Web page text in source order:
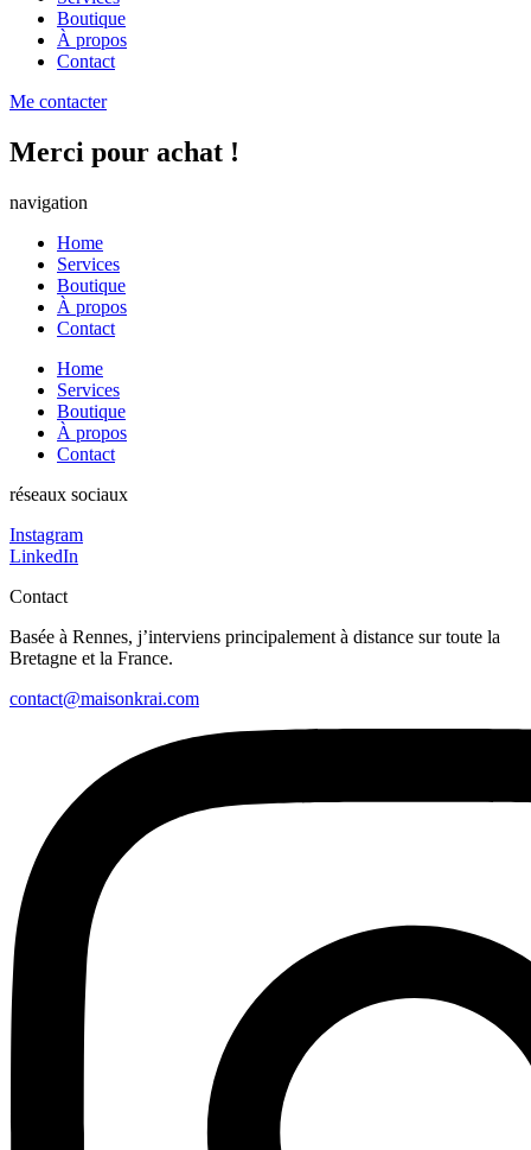
Boutique
À propos
Contact
Me contacter
Merci pour achat !
navigation
Home
Services
Boutique
À propos
Contact
Home
Services
Boutique
À propos
Contact
réseaux sociaux
Instagram
LinkedIn
Contact
Basée à Rennes, j’interviens principalement à distance sur toute la
Bretagne et la France.
contact@maisonkrai.com